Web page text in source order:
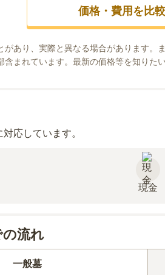
価格・費用を比
があり、実際と異なる場合があります。
含まれています。最新の価格等を知りた
応しています。
現金
流れ
一般墓